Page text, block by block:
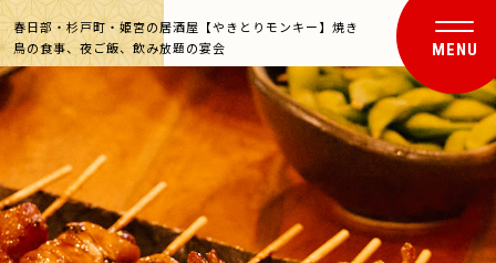
春日部・杉戸町・姫宮の居酒屋【やきとりモンキー】焼き
鳥の食事、夜ご飯、飲み放題の宴会